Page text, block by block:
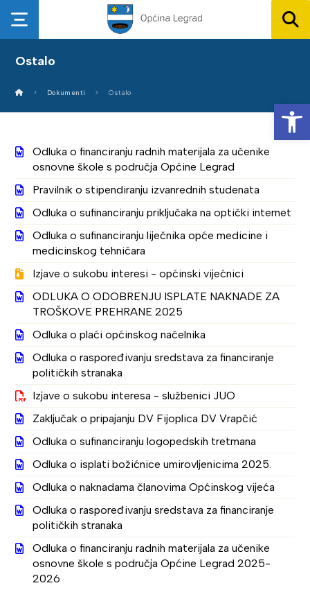
Ostalo
Dokumenti Ostalo
Odluka o financiranju radnih materijala za učenike
osnovne škole s područja Općine Legrad
Pravilnik o stipendiranju izvanrednih studenata
Odluka o sufinanciranju priključaka na optički internet
Odluka o sufinanciranju liječnika opće medicine i
medicinskog tehničara
Izjave o sukobu interesi - općinski vijećnici
ODLUKA O ODOBRENJU ISPLATE NAKNADE ZA
TROŠKOVE PREHRANE 2025
Odluka o plaći općinskog načelnika
Odluka o raspoređivanju sredstava za financiranje
političkih stranaka
Izjave o sukobu interesa - službenici JUO
Zaključak o pripajanju DV Fijoplica DV Vrapčić
Odluka o sufinanciranju logopedskih tretmana
Odluka o isplati božićnice umirovljenicima 2025.
Odluka o naknadama članovima Općinskog vijeća
Odluka o raspoređivanju sredstava za financiranje
političkih stranaka
Odluka o financiranju radnih materijala za učenike
osnovne škole s područja Općine Legrad 2025-
2026